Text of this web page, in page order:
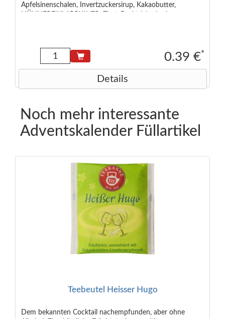
Apfelsinenschalen, Invertzuckersirup, Kakaobutter,
Anlage werden auch verarbeitet: SOJA, MANDELN,
HASELNÜSSE, PISTAZIEN.
0.39 €*
Details
Noch mehr interessante
Adventskalender Füllartikel
Teebeutel Heisser Hugo
Dem bekannten Cocktail nachempfunden, aber ohne